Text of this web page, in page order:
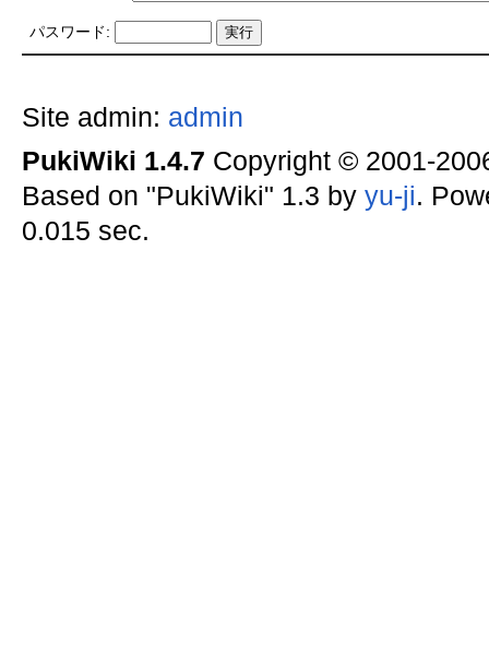
パスワード:
Site admin: admin
PukiWiki 1.4.7 Copyright © 2001-
Based on "PukiWiki" 1.3 by yu-ji.
0.015 sec.